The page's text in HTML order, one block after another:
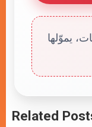
يموّلها
Related